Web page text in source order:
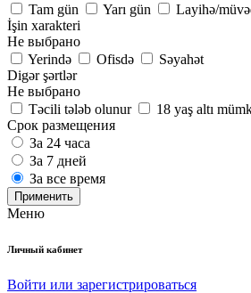
Tam gün
Yarı gün Layihə/
İşin xarakteri
Не выбрано
Yerində
Ofisdə
Səyahət
Digər şərtlər
Не выбрано
Təcili tələb olunur
18 yaş altı
Срок размещения
За 24 часа
За 7 дней
За все время
Применить
Меню
Личный кабинет
Войти или зарегистрироваться